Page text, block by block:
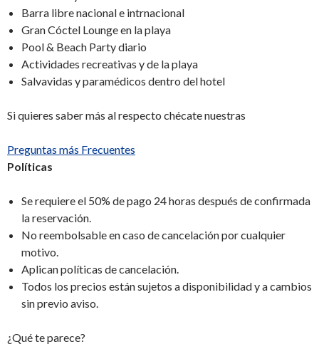
Barra libre nacional e intrnacional
Gran Cóctel Lounge en la playa
Pool & Beach Party diario
Actividades recreativas y de la playa
Salvavidas y paramédicos dentro del hotel
Si quieres saber más al respecto chécate nuestras
Preguntas más Frecuentes
Políticas
Se requiere el 50% de pago 24 horas después de confirmada
la reservación.
No reembolsable en caso de cancelación por cualquier
motivo.
Aplican políticas de cancelación.
Todos los precios están sujetos a disponibilidad y a cambios
sin previo aviso.
¿Qué te parece?